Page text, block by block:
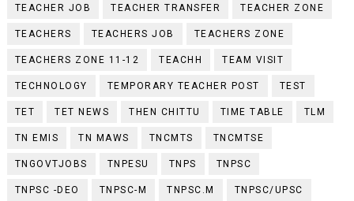
TEACHER JOB TEACHER TRANSFER TEACHER ZONE
TEACHERS TEACHERS JOB TEACHERS ZONE
TEACHERS ZONE 11-12 TEACHH TEAM VISIT
TECHNOLOGY TEMPORARY TEACHER POST TEST
TET TET NEWS THEN CHITTU TIME TABLE TLM
TN EMIS TN MAWS TNCMTS TNCMTSE
TNGOVTJOBS TNPESU TNPS TNPSC
TNPSC -DEO TNPSC-M TNPSC.M TNPSC/UPSC